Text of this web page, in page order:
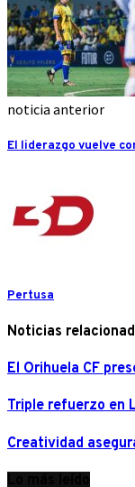
noticia anterior
El liderazgo vuelve
Pertusa
Noticias
El Orihuela CF
Triple refuerzo en
Creatividad